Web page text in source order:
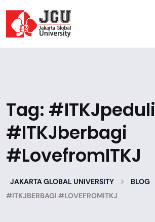
Tag: #ITKJpeduli
#ITKJberbagi
#LovefromITKJ
JAKARTA GLOBAL UNIVERSITY > BLOG
#ITKJBERBAGI #LOVEFROMITKJ